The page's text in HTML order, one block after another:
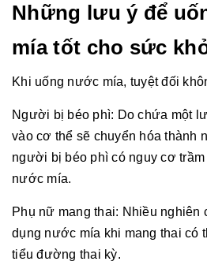
Những lưu ý để
mía tốt cho sức
Khi uống nước mía, tuyệt đối
Người bị béo phì: Do chứa một
vào cơ thể sẽ chuyển hóa thành
người bị béo phì có nguy cơ
nước mía.
Phụ nữ mang thai: Nhiều nghiên
dụng nước mía khi mang thai có
tiểu đường thai kỳ.